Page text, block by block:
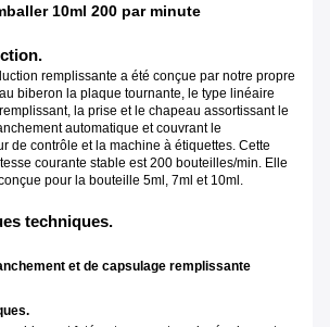
10ml 200 par minute
remplissante a été conçue par notre propre
biberon la plaque tournante, le type linéaire
la prise et le chapeau assortissant le
automatique et couvrant le
de contrôle et la machine à étiquettes. Cette
courante stable est 200 bouteilles/min. Elle
pour la bouteille 5ml, 7ml et 10ml.
techniques.
et de capsulage remplissante